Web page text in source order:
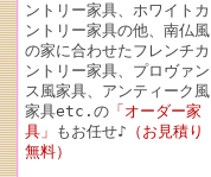
ントリー家具、ホワイトカ
ントリー家具の他、南仏風
の家に合わせたフレンチカ
ントリー家具、プロヴァン
ス風家具、アンティーク風
家具etc.の 「オーダー家
具」 もお任せ♪ （お見積り
無料）